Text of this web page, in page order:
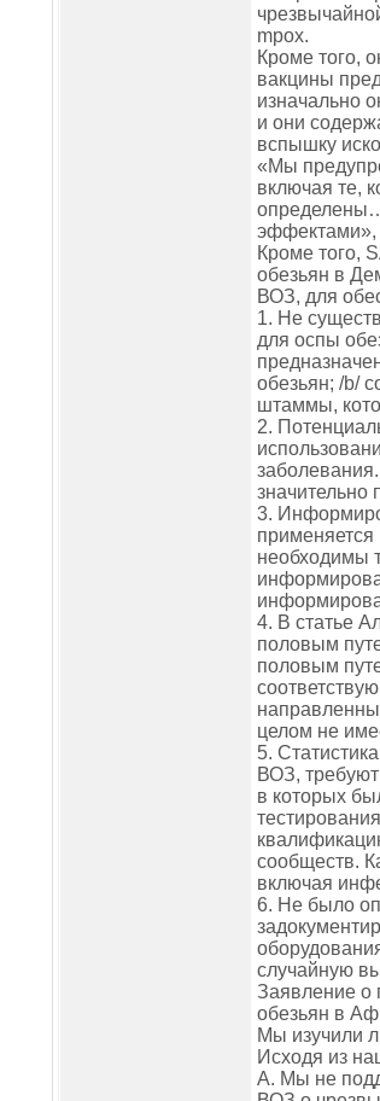
mpox.
Кроме того,
вакцины
изначально
и они
вспышку
«Мы
включая те,
эффектами»,
Кроме того,
обезьян в
ВОЗ, для
1. Не
для оспы
обезьян; /b/
штаммы,
2.
значительно
3.
необходимы
4. В статье
половым
половым
целом не
5.
ВОЗ,
в которых
сообществ.
включая
6. Не было
случайную
Заявление о
обезьян в
Мы изучили
Исходя из
A. Мы не